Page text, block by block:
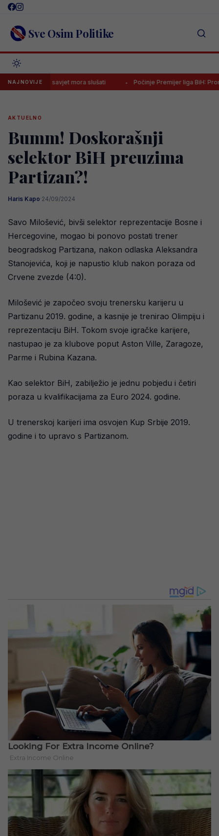
Skip
content Sve Osim Politike
NAJNOVIJE
čiji se savjet mora slušati Počinje Premijer liga BiH: Pronađi
AKTUELNO
Bumm! Doskorašnji
selektor BiH preuzima
Partizan?!
Haris Kapo·24/09/2024
Savo Milošević, bivši selektor reprezentacije Bosne i
Hercegovine, mogao bi ponovo postati trener
beogradskog Partizana, nakon odlaska Aleksandra
Stanojevića, koji je napustio klub nakon poraza od
Crvene zvezde (4:0).
Milošević je započeo svoju trenersku karijeru u
Partizanu 2019. godine, a kasnije je trenirao Olimpiju i
reprezentaciju BiH. Tokom svoje igračke karijere,
nastupao je za klubove poput Aston Ville, Zaragoze,
Parme i Rubina Kazana.
Kao selektor BiH, zabilježio je jednu pobjedu i četiri
poraza u kvalifikacijama za Euro 2024. godine.
U trenerskoj karijeri ima osvojen Kup Srbije 2019.
godine i to upravo s Partizanom.